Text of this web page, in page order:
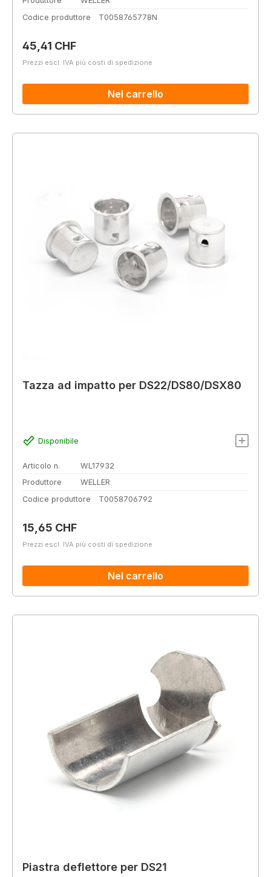
Codice produttore
T0058765778N
Prezzo normale:
45,41 CHF
Prezzi escl. IVA più costi di spedizione
Nel carrello
Tazza ad impatto per DS22/DS80/DSX80
Disponibile
Articolo n.
WL17932
Produttore
WELLER
Codice produttore
T0058706792
Prezzo normale:
15,65 CHF
Prezzi escl. IVA più costi di spedizione
Nel carrello
Piastra deflettore per DS21